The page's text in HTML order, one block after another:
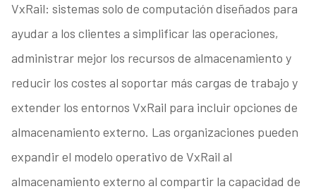
VxRail: sistemas solo de computación diseñados para
ayudar a los clientes a simplificar las operaciones,
administrar mejor los recursos de almacenamiento y
reducir los costes al soportar más cargas de trabajo y
extender los entornos VxRail para incluir opciones de
almacenamiento externo. Las organizaciones pueden
expandir el modelo operativo de VxRail al
almacenamiento externo al compartir la capacidad de